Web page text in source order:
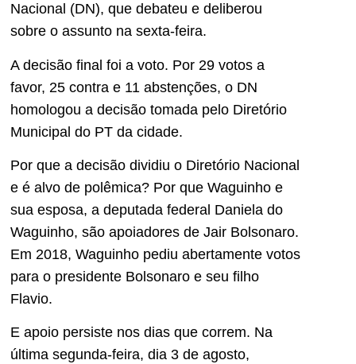
Nacional (DN), que debateu e deliberou
sobre o assunto na sexta-feira.
A decisão final foi a voto. Por 29 votos a
favor, 25 contra e 11 abstenções, o DN
homologou a decisão tomada pelo Diretório
Municipal do PT da cidade.
Por que a decisão dividiu o Diretório Nacional
e é alvo de polêmica? Por que Waguinho e
sua esposa, a deputada federal Daniela do
Waguinho, são apoiadores de Jair Bolsonaro.
Em 2018, Waguinho pediu abertamente votos
para o presidente Bolsonaro e seu filho
Flavio.
E apoio persiste nos dias que correm. Na
última segunda-feira, dia 3 de agosto,